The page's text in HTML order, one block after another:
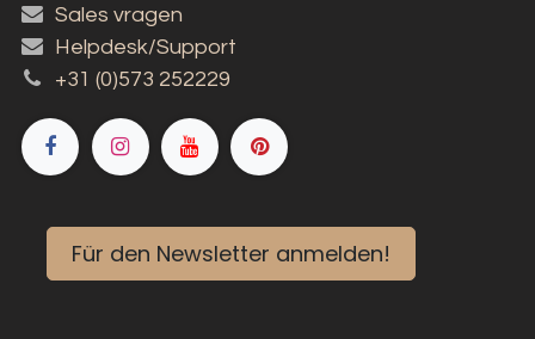
Sales vragen
Helpdesk/Support
+31 (0)573 252229
Für den Newsletter anmelden!